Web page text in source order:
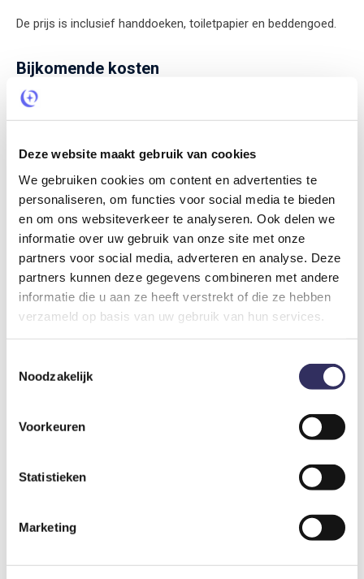
Deze website maakt gebruik van cookies
We gebruiken cookies om content en advertenties te
personaliseren, om functies voor social media te bieden
en om ons websiteverkeer te analyseren. Ook delen we
informatie over uw gebruik van onze site met onze
partners voor social media, adverteren en analyse. Deze
partners kunnen deze gegevens combineren met andere
informatie die u aan ze heeft verstrekt of die ze hebben
verzameld op basis van uw gebruik van hun services.
Noodzakelijk
Voorkeuren
Statistieken
Marketing
De prijs is inclusief handdoeken, toiletpapier en beddengoed.
Bijkomende kosten
Toeristenbelasting
Huisdier
Per dier per nacht
€ 7,50
Optioneel bij te boeken
Ontbijt
Begin de dag goed met ons à la carte ontbijt. U kiest
zelf waar u zin in heeft door eenvoudig uw favorieten
eerste rijtuig van De Pannekoektrein op perron 1, waar
klaarstaat.